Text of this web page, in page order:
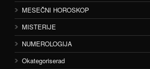
MESEČNI HOROSKOP
MISTERIJE
NUMEROLOGIJA
Okategoriserad